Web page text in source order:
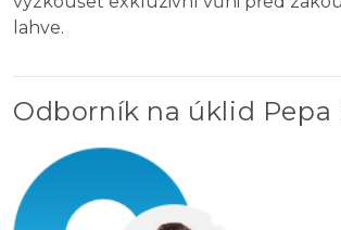
lahve.
Odborník na úklid Pepa